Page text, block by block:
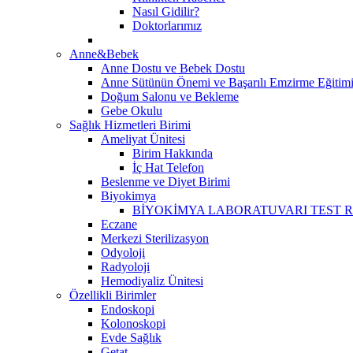
Nasıl Gidilir?
Doktorlarımız
Anne&Bebek
Anne Dostu ve Bebek Dostu
Anne Sütünün Önemi ve Başarılı Emzirme Eğitimi
Doğum Salonu ve Bekleme
Gebe Okulu
Sağlık Hizmetleri Birimi
Ameliyat Ünitesi
Birim Hakkında
İç Hat Telefon
Beslenme ve Diyet Birimi
Biyokimya
BİYOKİMYA LABORATUVARI TEST
Eczane
Merkezi Sterilizasyon
Odyoloji
Radyoloji
Hemodiyaliz Ünitesi
Özellikli Birimler
Endoskopi
Kolonoskopi
Evde Sağlık